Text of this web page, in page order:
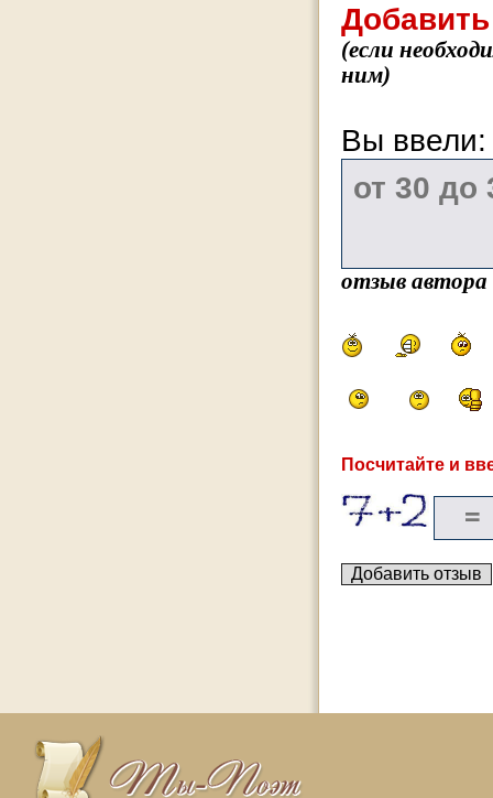
(если
ним)
Вы
отзыв
Посчитайте и